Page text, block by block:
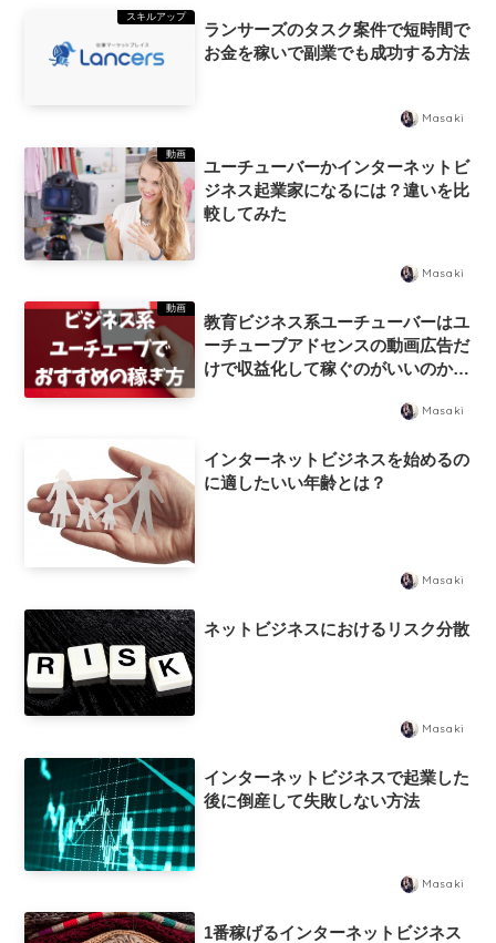
スキルアップ
ランサーズのタスク案件で短時間で
お金を稼いで副業でも成功する方法
Masaki
動画
ユーチューバーかインターネットビ
ジネス起業家になるには？違いを比
較してみた
Masaki
動画
教育ビジネス系ユーチューバーはユ
ーチューブアドセンスの動画広告だ
けで収益化して稼ぐのがいいのか？
を追いかけているなら知っておきた
Masaki
インターネットビジネスを始めるの
に適したいい年齢とは？
Masaki
ネットビジネスにおけるリスク分散
Masaki
インターネットビジネスで起業した
後に倒産して失敗しない方法
Masaki
1番稼げるインターネットビジネス